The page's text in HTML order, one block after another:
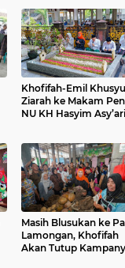
Khofifah-Emil
Ziarah ke Makam
NU KH Hasyim Asy’ari
Masih Blusukan ke
Lamongan, Khofifah
Akan Tutup